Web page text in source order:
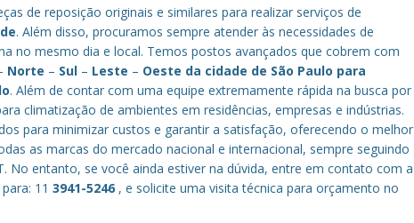
de reposição originais e similares para realizar serviços de
. Além disso, procuramos sempre atender às necessidades de
no mesmo dia e local. Temos postos avançados que cobrem com
Norte – Sul – Leste – Oeste da cidade de São Paulo para
. Além de contar com uma equipe extremamente rápida na busca por
climatização de ambientes em residências, empresas e indústrias.
para minimizar custos e garantir a satisfação, oferecendo o melhor
as marcas do mercado nacional e internacional, sempre seguindo
No entanto, se você ainda estiver na dúvida, entre em contato com a
para: 113941-5246 , e solicite uma visita técnica para orçamento no